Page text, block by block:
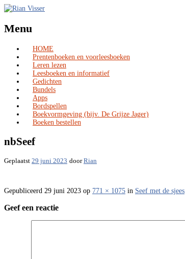
Menu
Skip
to
content
HOME
Prentenboeken en voorleesboeken
Leren lezen
Leesboeken en informatief
Gedichten
Bundels
Apps
Bordspellen
Boekvormgeving (bijv. De Grijze Jager)
Boeken bestellen
nbSeef
Geplaatst 29 juni 2023 doorRian
Gepubliceerd 29 juni 2023 op 771 × 1075 in Seef met de sjees
Geef een reactie